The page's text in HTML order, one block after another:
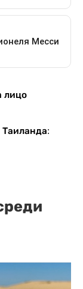
лицо
Таиланда: